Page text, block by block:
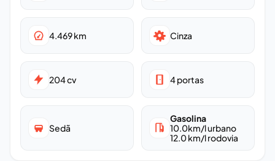
4.469km Cinza
204cv 4portas
Sedã
Gasolina
10.0km/l urbano
12.0km/l rodovia